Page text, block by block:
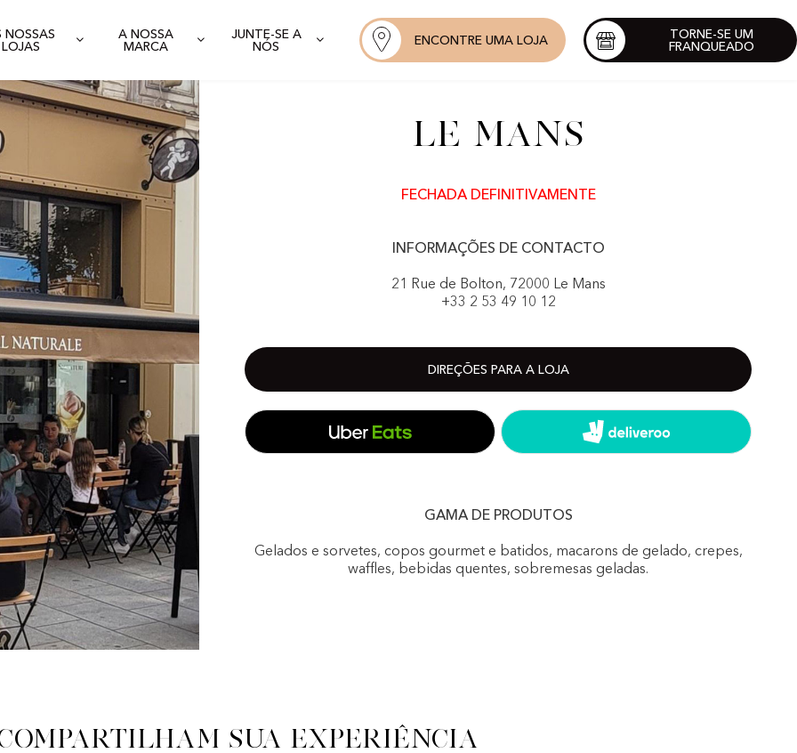
NOSSAS
LOJAS
A NOSSA
MARCA
JUNTE-SE A
NÓS
ENCONTRE UMA LOJA
TORNE-SE UM
FRANQUEADO
Le Mans
FECHADA DEFINITIVAMENTE
INFORMAÇÕES DE CONTACTO
21 Rue de Bolton, 72000 Le Mans
+33 2 53 49 10 12
DIREÇÕES PARA A LOJA
GAMA DE PRODUTOS
Gelados e sorvetes, copos gourmet e batidos, macarons de gelado, crepes,
waffles, bebidas quentes, sobremesas geladas.
sua experiência